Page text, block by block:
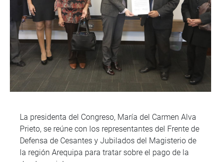
La presidenta del Congreso, María del Carmen Alva
Prieto, se reúne con los representantes del Frente de
Defensa de Cesantes y Jubilados del Magisterio de
la región Arequipa para tratar sobre el pago de la